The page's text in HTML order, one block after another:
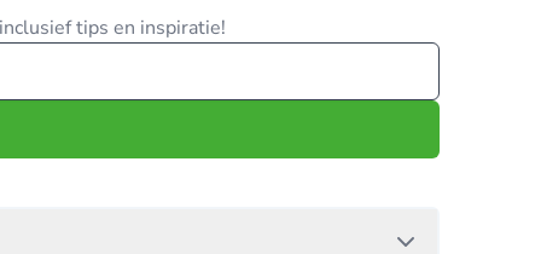
tips en inspiratie!